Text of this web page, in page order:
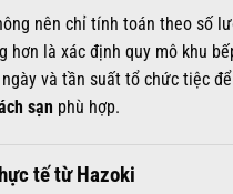
nên chỉ tính toán theo số
hơn là xác định quy mô khu
và tần suất tổ chức tiệc
sạn phù hợp.
tế từ Hazoki